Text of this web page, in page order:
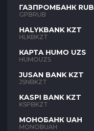
ГАЗПРОМБАНК RUB
GPBRUB
HALYKBANK KZT
HLKBKZT
КАРТА HUMO UZS
HUMOUZS
JUSAN BANK KZT
JSNBKZT
KASPI BANK KZT
KSPBKZT
МОНОБАНК UAH
MONOBUAH